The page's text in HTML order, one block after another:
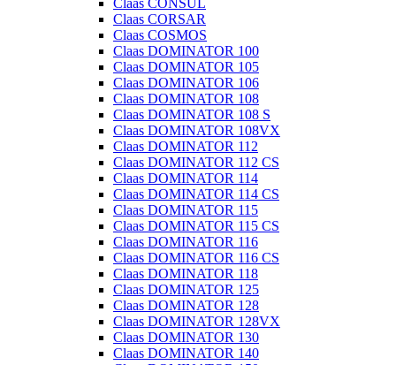
Claas CONSUL
Claas CORSAR
Claas COSMOS
Claas DOMINATOR 100
Claas DOMINATOR 105
Claas DOMINATOR 106
Claas DOMINATOR 108
Claas DOMINATOR 108 S
Claas DOMINATOR 108VX
Claas DOMINATOR 112
Claas DOMINATOR 112 CS
Claas DOMINATOR 114
Claas DOMINATOR 114 CS
Claas DOMINATOR 115
Claas DOMINATOR 115 CS
Claas DOMINATOR 116
Claas DOMINATOR 116 CS
Claas DOMINATOR 118
Claas DOMINATOR 125
Claas DOMINATOR 128
Claas DOMINATOR 128VX
Claas DOMINATOR 130
Claas DOMINATOR 140